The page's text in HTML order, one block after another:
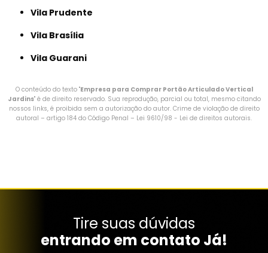
Vila Prudente
Vila Brasília
Vila Guarani
O conteúdo do texto "Empresa para Comprar Portão Articulado Vertical
Jardins" é de direito reservado. Sua reprodução, parcial ou total, mesmo citando
nossos links, é proibida sem a autorização do autor. Crime de violação de direito
autoral – artigo 184 do Código Penal – Lei 9610/98 - Lei de direitos autorais.
Tire suas dúvidas
entrando em contato Já!